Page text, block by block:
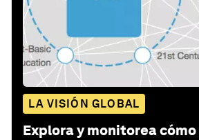
LA VISIÓN GLOBAL
Explora y monitorea cómo